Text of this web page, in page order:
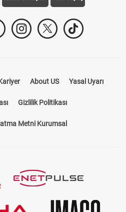
iddaa Sonuçları Aktif Sayaç